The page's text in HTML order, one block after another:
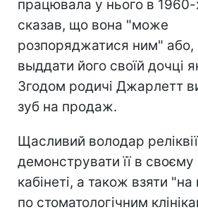
працювала у нього в 1960-
сказав, що вона "може
розпоряджатися ним"
выддати його своїй дочці
Згодом родичі Джарлетт
зуб на продаж.
Щасливий володар
демонструвати її в
кабінеті, а також взяти "на
по стоматологічним